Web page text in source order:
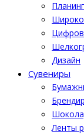
Дизайн
Cувениры
Ленты